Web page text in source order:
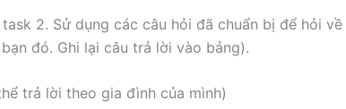
2. Sử dụng các câu hỏi đã chuẩn bị để hỏi về
đó. Ghi lại câu trả lời vào bảng).
trả lời theo gia đình của mình)